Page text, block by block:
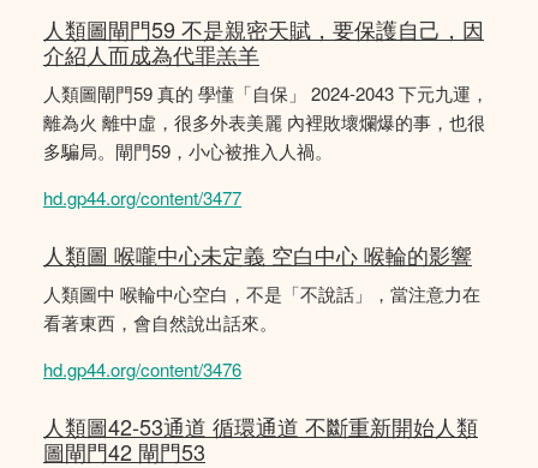
人類圖閘門59 不是親密天賦，要保護自己，因
介紹人而成為代罪羔羊
人類圖閘門59 真的 學懂「自保」 2024-2043 下元九運，
離為火 離中虛，很多外表美麗 內裡敗壞爛爆的事，也很
多騙局。閘門59，小心被推入人禍。
hd.gp44.org/content/3477
人類圖 喉嚨中心未定義 空白中心 喉輪的影響
人類圖中 喉輪中心空白，不是「不說話」，當注意力在
看著東西，會自然說出話來。
hd.gp44.org/content/3476
人類圖42-53通道 循環通道 不斷重新開始人類
圖閘門42 閘門53